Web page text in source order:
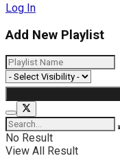
Log In
Add New Playlist
No Result
View All Result